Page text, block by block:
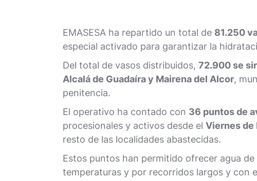
EMASESA ha repartido un total de 81.250
especial activado para garantizar la
Del total de vasos distribuidos, 72.900 se
Alcalá de Guadaíra y Mairena del Alcor,
penitencia.
El operativo ha contado con 36 puntos de
procesionales y activos desde el Viernes de
resto de las localidades abastecidas.
Estos puntos han permitido ofrecer agua
temperaturas y por recorridos largos y con